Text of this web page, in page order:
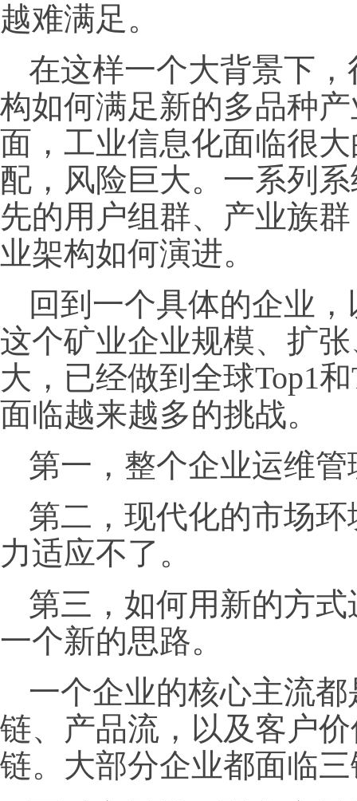
越难满足。
在这样一个大背景下
构如何满足新的多品种
面，工业信息化面临很
配，风险巨大。一系列
先的用户组群、产业族
业架构如何演进。
回到一个具体的企业
这个矿业企业规模、扩
大，已经做到全球Top1
面临越来越多的挑战。
第一，整个企业运维
第二，现代化的市场
力适应不了。
第三，如何用新的方
一个新的思路。
一个企业的核心主流
链、产品流，以及客户
链。大部分企业都面临